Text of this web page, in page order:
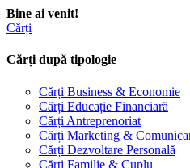
Bine ai venit!
Cărți
Cărți după tipologie
Cărți Business & Economie
Cărți Educație Financiară
Cărți Antreprenoriat
Cărți Marketing &
Cărți Dezvoltare Personală
Cărți Familie & Cuplu